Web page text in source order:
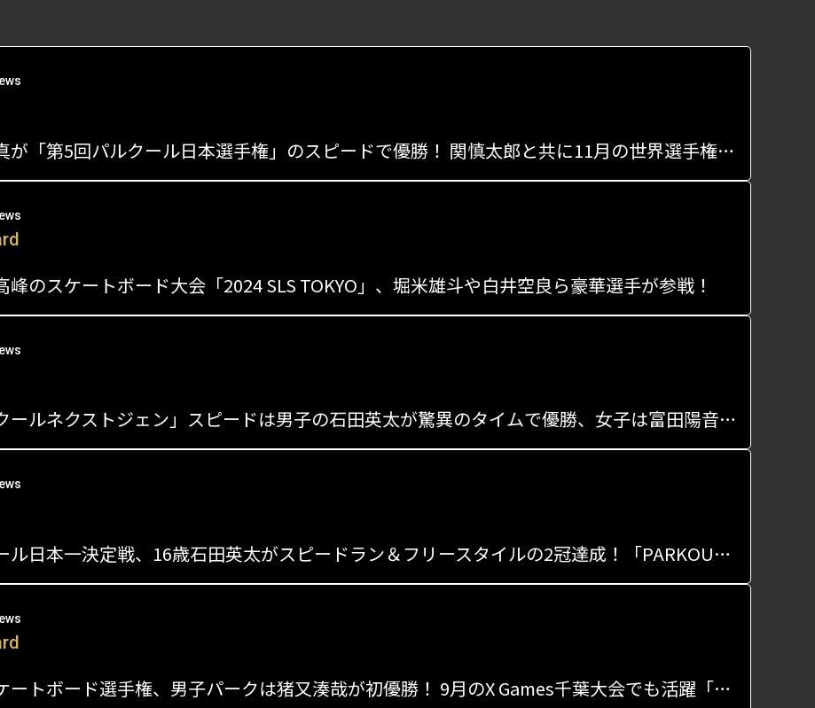
永田悠真が「第5回パルクール日本選手権」のスピードで優勝！ 関慎太郎と共に11月の世界選手権に出場決定！
峰のスケートボード大会「2024 SLS TOKYO」、堀米雄斗や白井空良ら豪華選手が参戦！
「パルクールネクストジェン」スピードは男子の石田英太が驚異のタイムで優勝、女子は富田陽音が優勝
パルクール日本一決定戦、16歳石田英太がスピードラン＆フリースタイルの2冠達成！「PARKOUR TOP OF JAPAN YOKOSUKA 2024」が開催
日本スケートボード選手権、男子パークは猪又湊哉が初優勝！ 9月のX Games千葉大会でも活躍「嬉しい」